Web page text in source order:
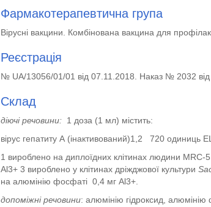
Фармакотерапевтична група
Вірусні вакцини. Комбінована вакцина для
Реєстрація
№ UA/13056/01/01 від 07.11.2018. Наказ № 2032
Склад
діючі речовини: 1 доза (1 мл) містить:
вірус гепатиту А (інактивований)1,2 720 одиниць
1 вироблено на диплоїдних клітинах людини MRC-5
Al3+ 3 вироблено у клітинах дріжджової культури
на алюмінію фосфаті 0,4 мг Al3+.
допоміжні речовини: алюмінію гідроксид, алюмінію